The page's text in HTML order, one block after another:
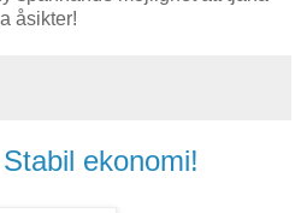
åsikter!
ekonomi!